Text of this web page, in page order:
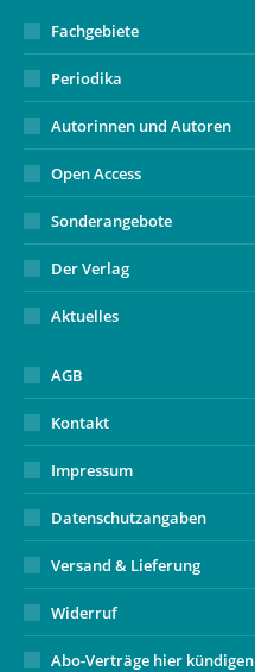
Fachgebiete
Periodika
Autorinnen und Autoren
Open Access
Sonderangebote
Der Verlag
Aktuelles
AGB
Kontakt
Impressum
Datenschutzangaben
Versand & Lieferung
Widerruf
Abo-Verträge hier kündigen